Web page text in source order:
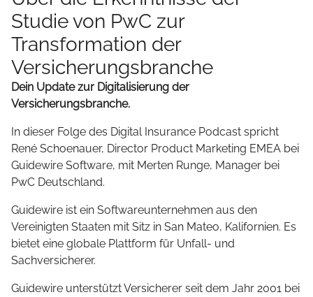
Studie von PwC zur
Transformation der
Versicherungsbranche
Dein Update zur Digitalisierung der
Versicherungsbranche.
In dieser Folge des Digital Insurance Podcast spricht
René Schoenauer, Director Product Marketing EMEA bei
Guidewire Software, mit Merten Runge, Manager bei
PwC Deutschland.
Guidewire ist ein Softwareunternehmen aus den
Vereinigten Staaten mit Sitz in San Mateo, Kalifornien. Es
bietet eine globale Plattform für Unfall- und
Sachversicherer.
Guidewire unterstützt Versicherer seit dem Jahr 2001 bei